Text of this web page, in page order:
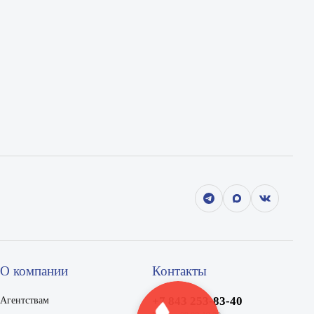
О компании
Агентствам
Контакты
+7 843 253-83-40